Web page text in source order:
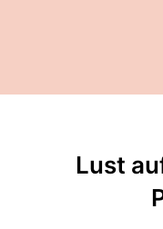
Lust